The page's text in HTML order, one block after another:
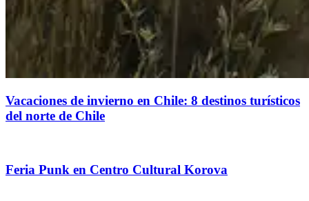
Vacaciones de invierno en Chile: 8 destinos turísticos
del norte de Chile
Feria Punk en Centro Cultural Korova